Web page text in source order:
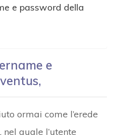
e password della
e
ormai come l’erede
quale l’utente